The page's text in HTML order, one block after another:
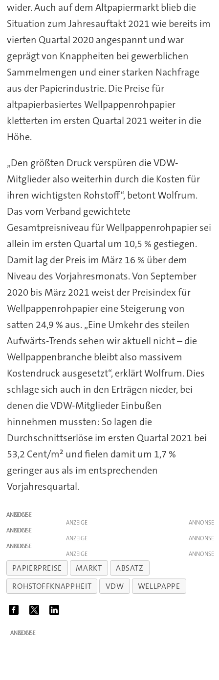
wider. Auch auf dem Altpapiermarkt blieb die
Situation zum Jahresauftakt 2021 wie bereits im
vierten Quartal 2020 angespannt und war
geprägt von Knappheiten bei gewerblichen
Sammelmengen und einer starken Nachfrage
aus der Papierindustrie. Die Preise für
altpapierbasiertes Wellpappenrohpapier
kletterten im ersten Quartal 2021 weiter in die
Höhe.
„Den größten Druck verspüren die VDW-
Mitglieder also weiterhin durch die Kosten für
ihren wichtigsten Rohstoff“, betont Wolfrum.
Das vom Verband gewichtete
Gesamtpreisniveau für Wellpappenrohpapier sei
allein im ersten Quartal um 10,5 % gestiegen.
Damit lag der Preis im März 16 % über dem
Niveau des Vorjahresmonats. Von September
2020 bis März 2021 weist der Preisindex für
Wellpappenrohpapier eine Steigerung von
satten 24,9 % aus. „Eine Umkehr des steilen
Aufwärts-Trends sehen wir aktuell nicht – die
Wellpappenbranche bleibt also massivem
Kostendruck ausgesetzt“, erklärt Wolfrum. Dies
schlage sich auch in den Erträgen nieder, bei
denen die VDW-Mitglieder Einbußen
hinnehmen mussten: So lagen die
Durchschnittserlöse im ersten Quartal 2021 bei
53,2 Cent/m² und fielen damit um 1,7 %
geringer aus als im entsprechenden
Vorjahresquartal.
ANZEIGE
ANZEIGE
ANZEIGE
ANZEIGE
ANZEIGE
ANZEIGE
PAPIERPREISE MARKT
ABSATZ
ROHSTOFFKNAPPHEIT
VDW WELLPAPPE
ANZEIGE